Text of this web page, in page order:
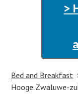
>
Bed and Breakfast
Hooge Zwaluwe-